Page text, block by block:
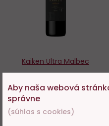
Kaiken Ultra Malbec
Skladom > 200 ks
18,95 €
Aby naša webová
správne
(súhlas s cookies)